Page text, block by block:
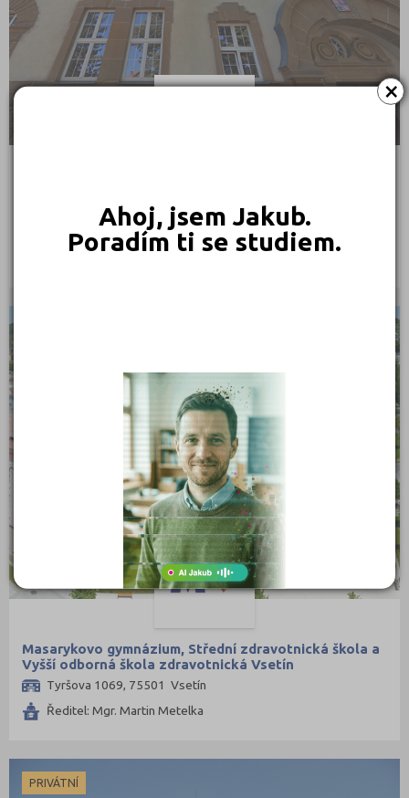
×
Ahoj, jsem Jakub.
Poradím ti se studiem.
Komenského 586, 54301 Vrchlabí
Masarykovo gymnázium, Střední zdravotnická škola a
Vyšší odborná škola zdravotnická Vsetín
Tyršova 1069, 75501 Vsetín
Ředitel: Mgr. Martin Metelka
PRIVÁTNÍ